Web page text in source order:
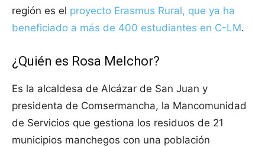
región es el proyecto Erasmus Rural, que ya ha
beneficiado a más de 400 estudiantes en C-LM.
¿Quién es Rosa Melchor?
Es la alcaldesa de Alcázar de San Juan y
presidenta de Comsermancha, la Mancomunidad
de Servicios que gestiona los residuos de 21
municipios manchegos con una población